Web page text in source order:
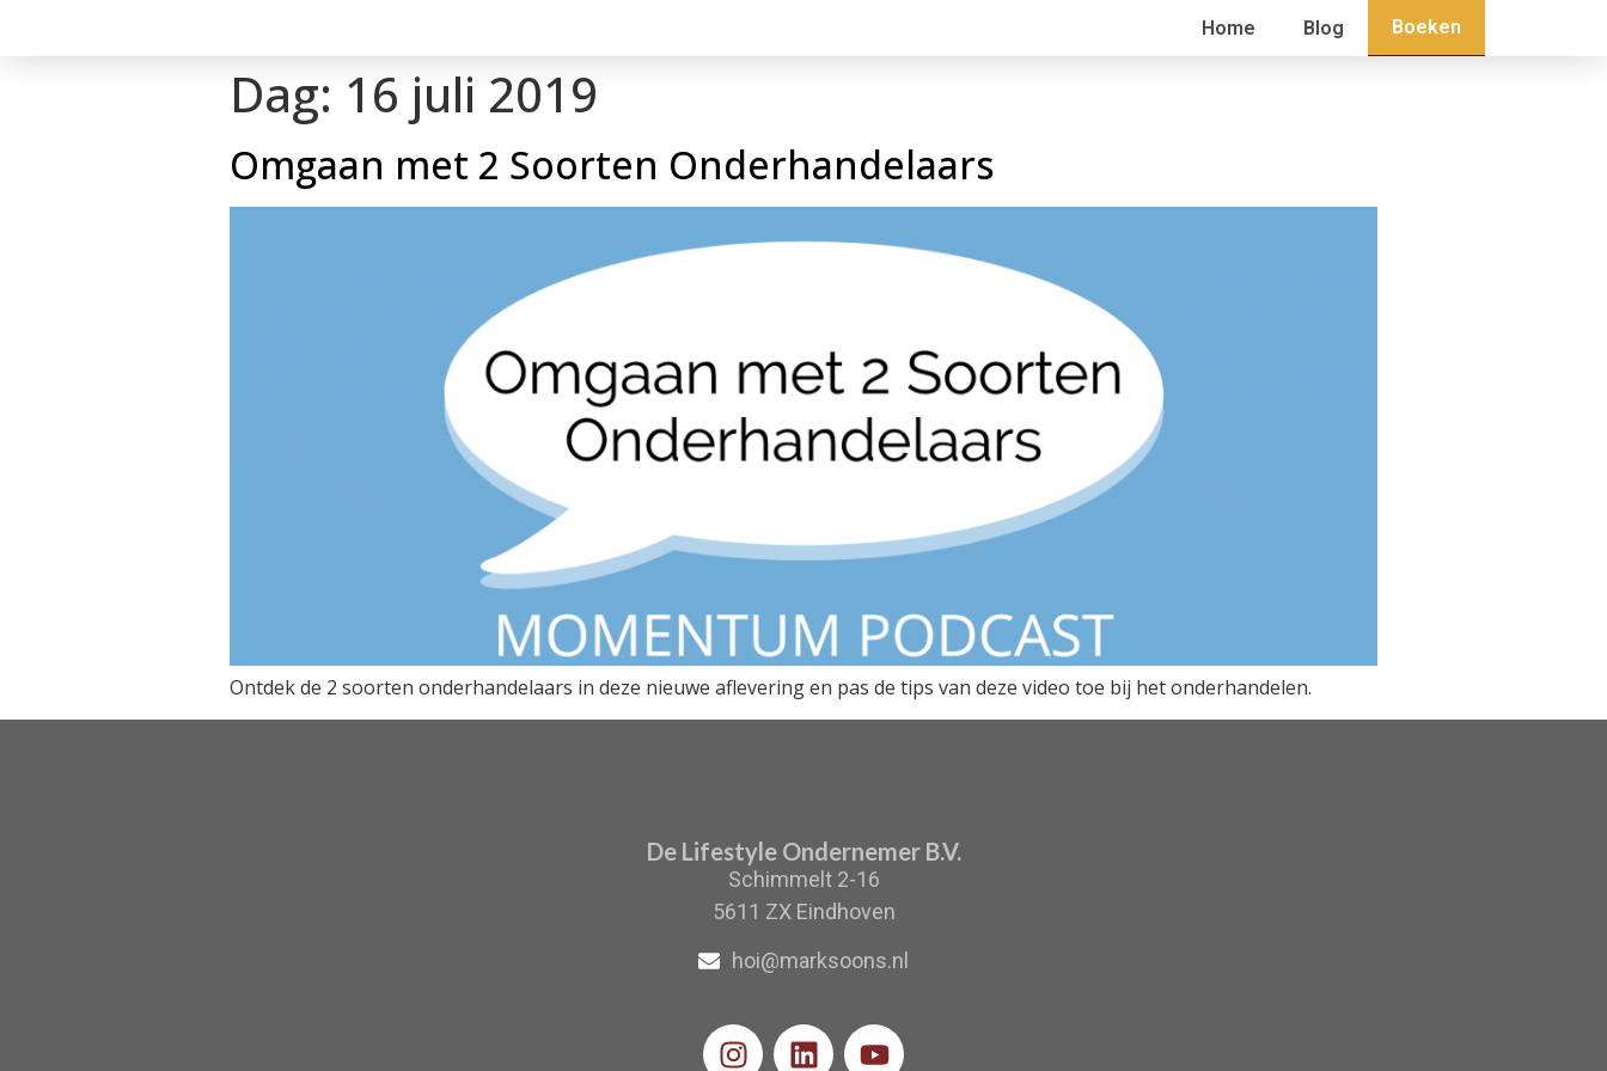
Home Blog Boeken
Dag: 16 juli 2019
Omgaan met 2 Soorten Onderhandelaars
Ontdek de 2 soorten onderhandelaars in deze nieuwe aflevering en pas de tips van deze video toe bij het onderhandelen.
De Lifestyle Ondernemer B.V.
Schimmelt 2-16
5611 ZX Eindhoven
hoi@marksoons.nl